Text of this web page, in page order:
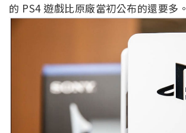
的 PS4 遊戲比原廠當初公布的還要多。